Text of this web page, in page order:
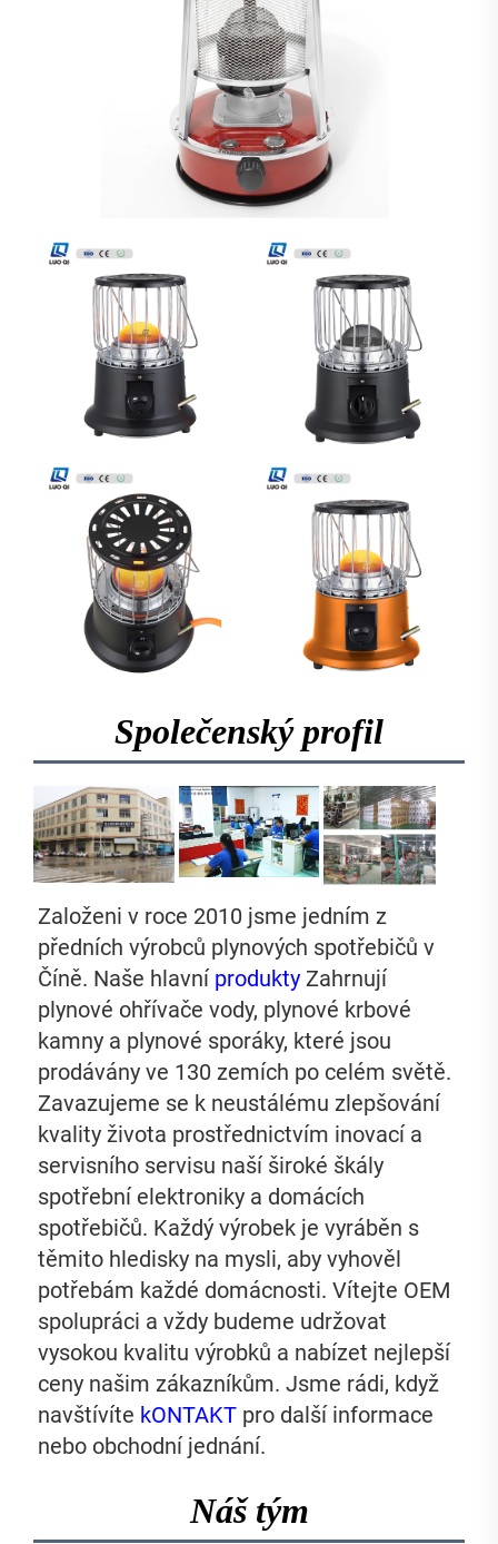
Společenský profil
Založeni v roce 2010 jsme jedním z
předních výrobců plynových spotřebičů v
Číně. Naše hlavní produkty Zahrnují
plynové ohřívače vody, plynové krbové
kamny a plynové sporáky, které jsou
prodávány ve 130 zemích po celém světě.
Zavazujeme se k neustálému zlepšování
kvality života prostřednictvím inovací a
servisního servisu naší široké škály
spotřební elektroniky a domácích
spotřebičů. Každý výrobek je vyráběn s
těmito hledisky na mysli, aby vyhověl
potřebám každé domácnosti. Vítejte OEM
spolupráci a vždy budeme udržovat
vysokou kvalitu výrobků a nabízet nejlepší
ceny našim zákazníkům. Jsme rádi, když
navštívíte kONTAKT pro další informace
nebo obchodní jednání.
Náš tým